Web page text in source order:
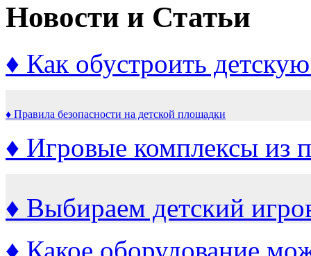
Новости и Статьи
♦ Как обустроить
♦ Правила безопасности на детской площадки
♦ Игровые комплексы из
♦ Выбираем детский